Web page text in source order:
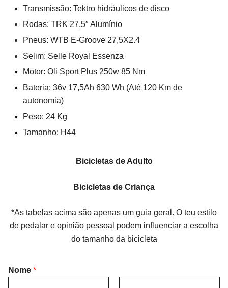
Transmissão: Tektro hidráulicos de disco
Rodas: TRK 27,5″ Alumínio
Pneus: WTB E-Groove 27,5X2.4
Selim: Selle Royal Essenza
Motor: Oli Sport Plus 250w 85 Nm
Bateria: 36v 17,5Ah 630 Wh (Até 120 Km de
autonomia)
Peso: 24 Kg
Tamanho: H44
Bicicletas de Adulto
Bicicletas de Criança
*As tabelas acima são apenas um guia geral. O teu estilo
de pedalar e opinião pessoal podem influenciar a escolha
do tamanho da bicicleta
Nome *